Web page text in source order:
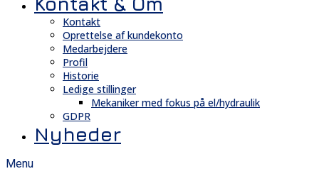
Kontakt
Oprettelse af kundekonto
Medarbejdere
Profil
Historie
Ledige stillinger
Mekaniker med fokus på el/hydraulik
GDPR
Nyheder
Menu